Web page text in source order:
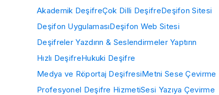
Akademik DeşifreÇok Dilli DeşifreDeşifon Sitesi
Deşifon UygulamasıDeşifon Web Sitesi
Deşifreler Yazdırın & Seslendirmeler Yaptırın
Hızlı DeşifreHukuki Deşifre
Medya ve Röportaj DeşifresiMetni Sese Çevirme
Profesyonel Deşifre HizmetiSesi Yazıya Çevirme